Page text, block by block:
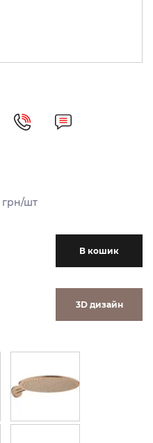
грн/шт
В кошик
3D дизайн